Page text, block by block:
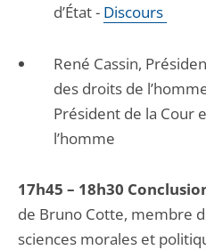
d’État - Discours
René Cassin,
des droits de
Président de la Cour
l’homme
17h45 – 18h30
de Bruno Cotte, membre
sciences morales et